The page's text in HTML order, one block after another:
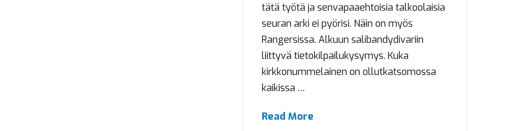
tätä työtä ja senvapaaehtoisia talkoolaisia
seuran arki ei pyörisi. Näin on myös
Rangersissa. Alkuun salibandydivariin
liittyvä tietokilpailukysymys. Kuka
kirkkonummelainen on ollutkatsomossa
kaikissa …
Read More